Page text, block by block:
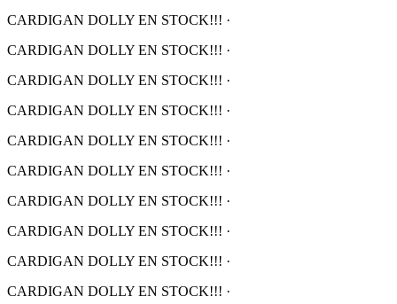
CARDIGAN DOLLY EN STOCK!!! ·
CARDIGAN DOLLY EN STOCK!!! ·
CARDIGAN DOLLY EN STOCK!!! ·
CARDIGAN DOLLY EN STOCK!!! ·
CARDIGAN DOLLY EN STOCK!!! ·
CARDIGAN DOLLY EN STOCK!!! ·
CARDIGAN DOLLY EN STOCK!!! ·
CARDIGAN DOLLY EN STOCK!!! ·
CARDIGAN DOLLY EN STOCK!!! ·
CARDIGAN DOLLY EN STOCK!!! ·